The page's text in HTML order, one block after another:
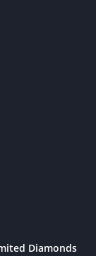
Diamonds